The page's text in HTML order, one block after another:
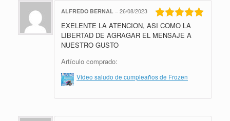
Valorado en
5de 5
ALFREDO BERNAL – 26/08/2023
EXELENTE LA ATENCION, ASI COMO LA
LIBERTAD DE AGRAGAR EL MENSAJE A
NUESTRO GUSTO
Artículo comprado:
Video saludo de cumpleaños de Frozen